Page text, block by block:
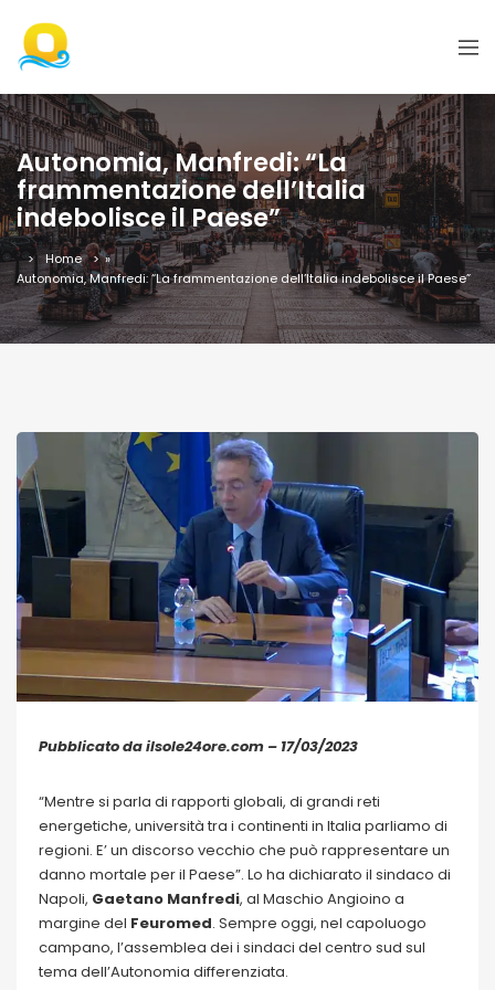
Autonomia, Manfredi: “La
frammentazione dell’Italia
indebolisce il Paese”
Home
»
Autonomia, Manfredi: “La frammentazione dell’Italia indebolisce il Paese”
Pubblicato da ilsole24ore.com – 17/03/2023
“Mentre si parla di rapporti globali, di grandi reti
energetiche, università tra i continenti in Italia parliamo di
regioni. E’ un discorso vecchio che può rappresentare un
danno mortale per il Paese”. Lo ha dichiarato il sindaco di
Napoli, Gaetano Manfredi, al Maschio Angioino a
margine del Feuromed. Sempre oggi, nel capoluogo
campano, l’assemblea dei i sindaci del centro sud sul
tema dell’Autonomia differenziata.